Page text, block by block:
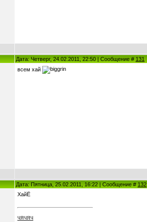
Дата: Четверг, 24.02.2011, 22:50 | Сообщение # 131
всем хай
Дата: Пятница, 25.02.2011, 16:22 | Сообщение # 132
ХайЁ
ЧЯЧЯЧ